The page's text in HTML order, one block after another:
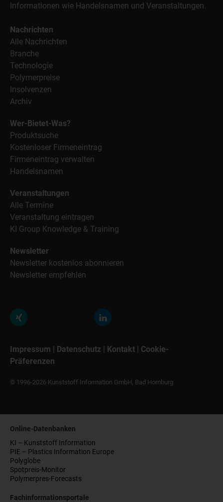
Informationen wie Handelsnamen und Veranstaltungen.
Nachrichten
Alle Nachrichten
Branche
Technologie
Polymerpreise
Insolvenzen
Archiv
Wer-Bietet-Was?
Produktsuche
Kostenloser Firmeneintrag
Firmeneintrag verwalten
Handelsnamen
Veranstaltungen
Alle Termine
Veranstaltung eintragen
KI Group Knowledge & Training
Newsletter
Newsletter kostenlos abonnieren
Newsletter empfehlen
Impressum | Datenschutz | Kontakt | Cookie-
Präferenzen
© 1996-2026 Kunststoff Information GmbH, Bad Homburg
Online-Datenbanken
KI – Kunststoff Information
PIE – Plastics Information Europe
Polyglobe
Spotpreis-Monitor
Polymerpres-Forecasts
Fachinformationsportale